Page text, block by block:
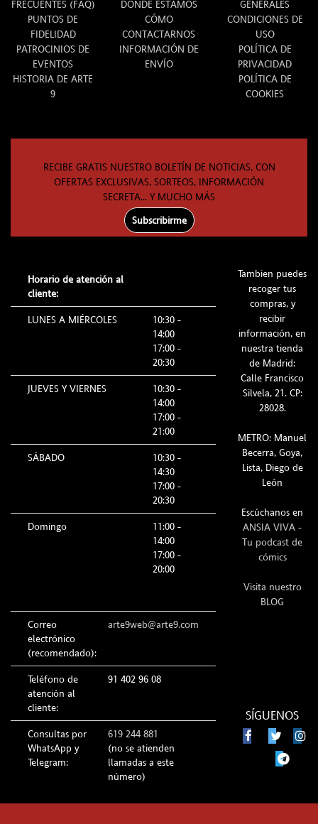
FRECUENTES (FAQ)
PUNTOS DE
FIDELIDAD
PATROCINIOS DE
EVENTOS
HISTORIA DE ARTE
9
DÓNDE ESTAMOS
CÓMO
CONTACTARNOS
INFORMACIÓN DE
ENVÍO
GENERALES
CONDICIONES DE
USO
POLÍTICA DE
PRIVACIDAD
POLÍTICA DE
COOKIES
RECIBE GRATIS NUESTRO BOLETÍN DE NOTICIAS, CON
OFERTAS EXCLUSIVAS, SORTEOS, INFORMACIÓN
SECRETA... Y MUCHO MÁS
Subscribirme
Horario de atención al
cliente:
LUNES A MIÉRCOLES
10:30 -
14:00
17:00 -
20:30
JUEVES Y VIERNES
10:30 -
14:00
17:00 -
21:00
SÁBADO
10:30 -
14:30
17:00 -
20:30
Domingo
11:00 -
14:00
17:00 -
20:00
Correo
electrónico
(recomendado):
arte9web@arte9.com
Teléfono de
atención al
cliente:
91 402 96 08
Consultas por
WhatsApp y
Telegram:
619 244 881
(no se atienden
llamadas a este
número)
Tambien puedes
recoger tus
compras, y
recibir
información, en
nuestra tienda
de Madrid:
Calle Francisco
Silvela, 21. CP:
28028.
METRO: Manuel
Becerra, Goya,
Lista, Diego de
León
Escúchanos en
ANSIA VIVA -
Tu podcast de
cómics
Visita nuestro
BLOG
SÍGUENOS